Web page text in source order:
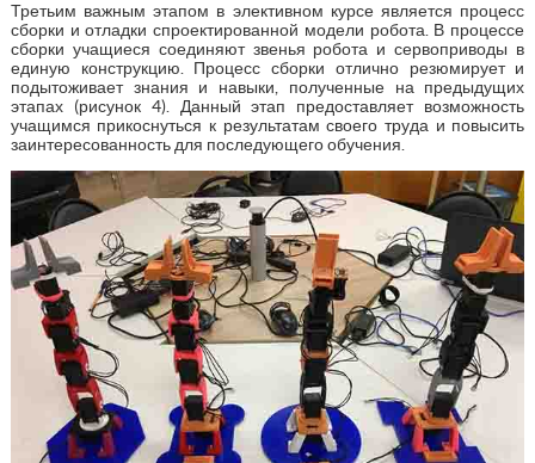
Третьим важным этапом в элективном курсе является процесс
сборки и отладки спроектированной модели робота. В процессе
сборки учащиеся соединяют звенья робота и сервоприводы в
единую конструкцию. Процесс сборки отлично резюмирует и
подытоживает знания и навыки, полученные на предыдущих
этапах (рисунок 4). Данный этап предоставляет возможность
учащимся прикоснуться к результатам своего труда и повысить
заинтересованность для последующего обучения.